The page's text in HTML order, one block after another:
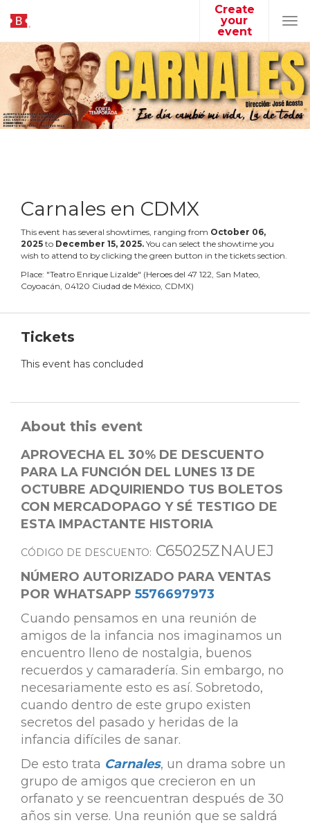
Create
your
event
Carnales en CDMX
This event has several showtimes, ranging from October 06,
2025 to December 15, 2025. You can select the showtime you
wish to attend to by clicking the green button in the tickets section.
Place: "Teatro Enrique Lizalde" (Heroes del 47 122, San Mateo,
Coyoacán, 04120 Ciudad de México, CDMX)
Tickets
This event has concluded
About this event
APROVECHA EL 30% DE DESCUENTO
PARA LA FUNCIÓN DEL LUNES 13 DE
OCTUBRE ADQUIRIENDO TUS BOLETOS
CON MERCADOPAGO Y SÉ TESTIGO DE
ESTA IMPACTANTE HISTORIA
CÓDIGO DE DESCUENTO: C65025ZNAUEJ
NÚMERO AUTORIZADO PARA VENTAS
POR WHATSAPP 5576697973
Cuando pensamos en una reunión de
amigos de la infancia nos imaginamos un
encuentro lleno de nostalgia, buenos
recuerdos y camaradería. Sin embargo, no
necesariamente esto es así. Sobretodo,
cuando dentro de este grupo existen
secretos del pasado y heridas de la
infancia difíciles de sanar.
De esto trata Carnales, un drama sobre un
grupo de amigos que crecieron en un
orfanato y se reencuentran después de 30
años sin verse. Una reunión que se saldrá